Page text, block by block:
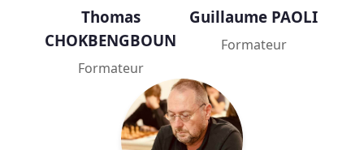
Thomas
CHOKBENGBOUN
Formateur
Guillaume PAOLI
Formateur